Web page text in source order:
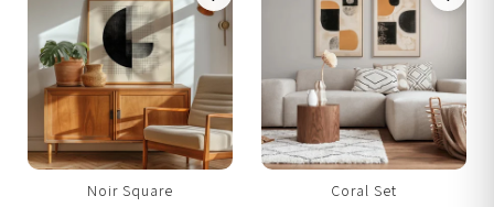
Coral Set
Noir Square